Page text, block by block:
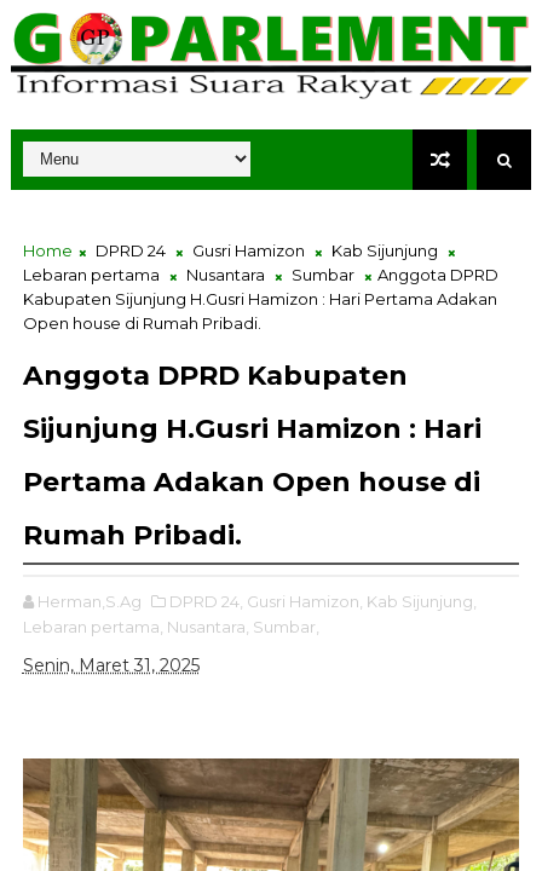
Home DPRD 24 Gusri Hamizon
Kab Sijunjung
Lebaran pertama
Nusantara Sumbar
Anggota DPRD
Kabupaten Sijunjung H.Gusri Hamizon : Hari Pertama Adakan
Open house di Rumah Pribadi.
Anggota DPRD Kabupaten
Sijunjung H.Gusri Hamizon : Hari
Pertama Adakan Open house di
Rumah Pribadi.
Herman,S.Ag DPRD 24, Gusri Hamizon, Kab Sijunjung,
Lebaran pertama, Nusantara, Sumbar,
Senin, Maret 31, 2025